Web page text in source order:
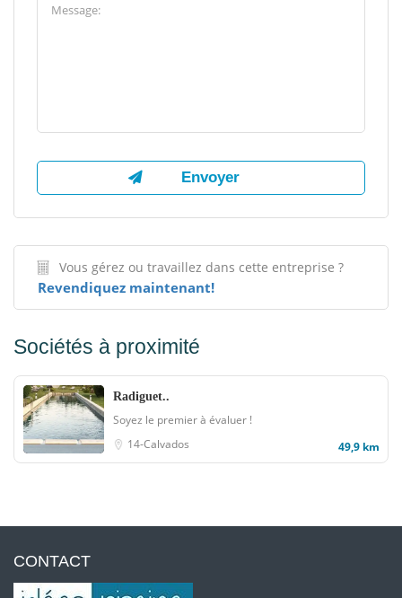
Vous gérez ou travaillez dans cette entreprise ?
Revendiquez maintenant!
Sociétés à proximité
Radiguet..
Soyez le premier à évaluer !
14-Calvados
49,9 km
CONTACT